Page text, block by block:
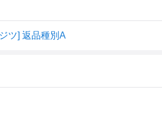
ツ] 返品種別A